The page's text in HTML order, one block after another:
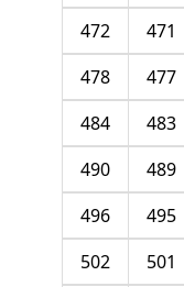
471
472
477
478
483
484
489
490
495
496
501
502